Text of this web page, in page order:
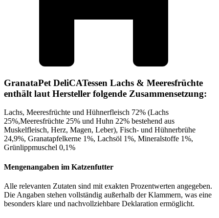
GranataPet DeliCATessen Lachs & Meeresfrüchte
enthält laut Hersteller folgende Zusammensetzung:
Lachs, Meeresfrüchte und Hühnerfleisch 72% (Lachs
25%,Meeresfrüchte 25% und Huhn 22% bestehend aus
Muskelfleisch, Herz, Magen, Leber), Fisch- und Hühnerbrühe
24,9%, Granatapfelkerne 1%, Lachsöl 1%, Mineralstoffe 1%,
Grünlippmuschel 0,1%
Mengenangaben im Katzenfutter
Alle relevanten Zutaten sind mit exakten Prozentwerten angegeben.
Die Angaben stehen vollständig außerhalb der Klammern, was eine
besonders klare und nachvollziehbare Deklaration ermöglicht.